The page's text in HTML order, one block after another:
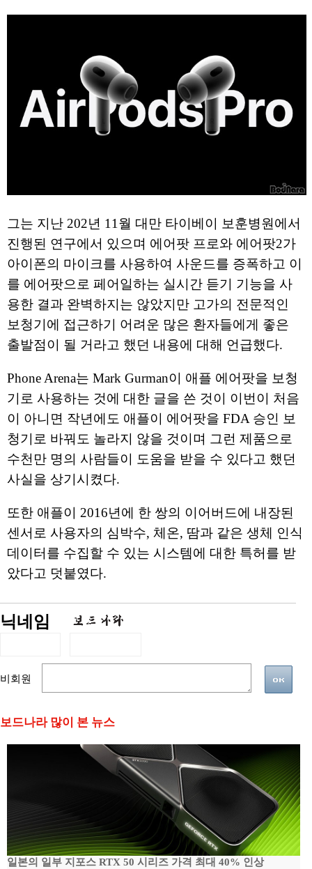
그는 지난 202년 11월 대만 타이베이 보훈병원에서
진행된 연구에서 있으며 에어팟 프로와 에어팟2가
아이폰의 마이크를 사용하여 사운드를 증폭하고 이
를 에어팟으로 페어일하는 실시간 듣기 기능을 사
용한 결과 완벽하지는 않았지만 고가의 전문적인
보청기에 접근하기 어려운 많은 환자들에게 좋은
출발점이 될 거라고 했던 내용에 대해 언급했다.
Phone Arena는 Mark Gurman이 애플 에어팟을 보청
기로 사용하는 것에 대한 글을 쓴 것이 이번이 처음
이 아니면 작년에도 애플이 에어팟을 FDA 승인 보
청기로 바꿔도 놀라지 않을 것이며 그런 제품으로
수천만 명의 사람들이 도움을 받을 수 있다고 했던
사실을 상기시켰다.
또한 애플이 2016년에 한 쌍의 이어버드에 내장된
센서로 사용자의 심박수, 체온, 땀과 같은 생체 인식
데이터를 수집할 수 있는 시스템에 대한 특허를 받
았다고 덧붙였다.
닉네임
비회원
보드나라 많이 본 뉴스
일본의 일부 지포스 RTX 50 시리즈 가격 최대 40% 인상